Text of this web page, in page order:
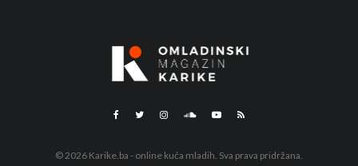
© 2026 Karike.ba - online kuća mladih. Sva prava pridržana.